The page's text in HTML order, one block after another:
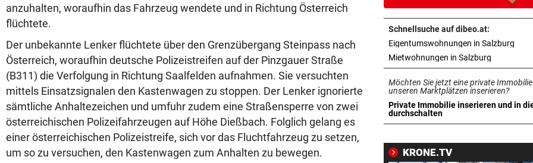
anzuhalten, woraufhin das Fahrzeug wendete und in Richtung Österreich
flüchtete.
Der unbekannte Lenker flüchtete über den Grenzübergang Steinpass nach
Österreich, woraufhin deutsche Polizeistreifen auf der Pinzgauer Straße
(B311) die Verfolgung in Richtung Saalfelden aufnahmen. Sie versuchten
mittels Einsatzsignalen den Kastenwagen zu stoppen. Der Lenker ignorierte
sämtliche Anhaltezeichen und umfuhr zudem eine Straßensperre von zwei
österreichischen Polizeifahrzeugen auf Höhe Dießbach. Folglich gelang es
einer österreichischen Polizeistreife, sich vor das Fluchtfahrzeug zu setzen,
um so zu versuchen, den Kastenwagen zum Anhalten zu bewegen.
WAR KURZ ZUVOR IN HAFT vor
Pongauer (51) bedrohte
Supermarkt-Mitarbeiterin
FREITAG GEHT‘S LOS!
Vor Auftakt: „Wir sind alle
diese Liga!“
15 JAHRE HAFT
„Bin geheilt“
Schnellsuche auf dibeo.at:
Eigentumswohnungen in Salzburg
Mietwohnungen in Salzburg
Möchten Sie jetzt eine private
unseren Marktplätzen inserieren?
Private Immobilie inserieren und in
durchschalten
in neuem Tab öffnen
KRONE.TV